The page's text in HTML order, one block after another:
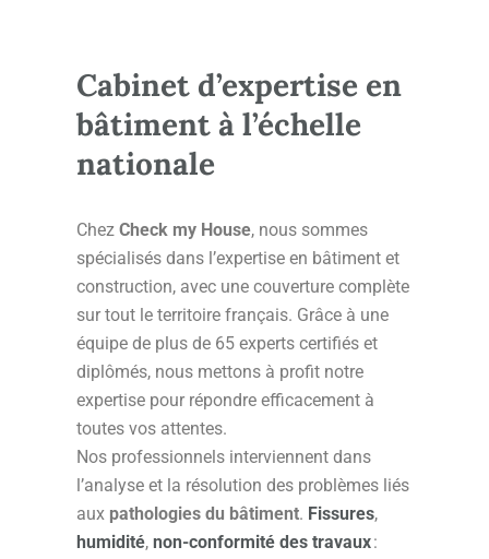
Cabinet d’expertise en
bâtiment à l’échelle
nationale
Chez Check my House, nous sommes
spécialisés dans l’expertise en bâtiment et
construction, avec une couverture complète
sur tout le territoire français. Grâce à une
équipe de plus de 65 experts certifiés et
diplômés, nous mettons à profit notre
expertise pour répondre efficacement à
toutes vos attentes.
Nos professionnels interviennent dans
l’analyse et la résolution des problèmes liés
aux pathologies du bâtiment. Fissures,
humidité, non-conformité des travaux: